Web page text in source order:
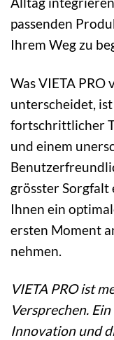
passenden
Ihrem Weg zu
Was VIETA PRO
unterscheidet,
fortschrittlicher
und einem
grösster
Ihnen ein
ersten Moment
nehmen.
VIETA PRO ist
Versprechen.
Innovation und